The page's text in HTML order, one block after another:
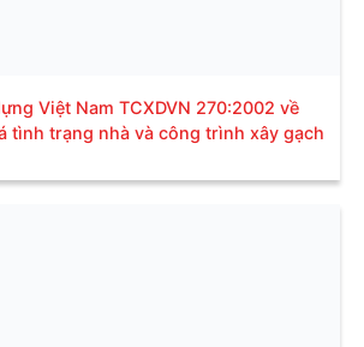
Việt Nam TCXDVN 270:2002 về
tình trạng nhà và công trình xây gạch